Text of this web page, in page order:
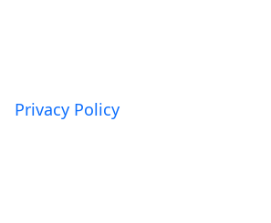
Privacy Policy